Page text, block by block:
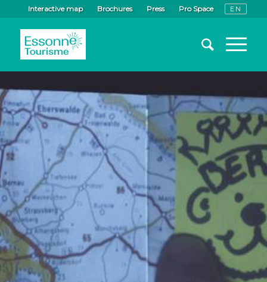
Interactive map Brochures Press Pro Space